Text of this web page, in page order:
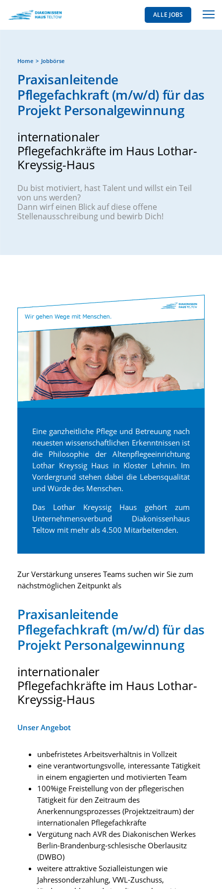
ALLE JOBS
Home Jobbörse
Praxisanleitende
Pflegefachkraft (m/w/d) für das
Projekt Personalgewinnung
internationaler
Pflegefachkräfte im Haus Lothar-
Kreyssig-Haus
Du bist motiviert, hast Talent und willst ein Teil
von uns werden?
Dann wirf einen Blick auf diese offene
Stellenausschreibung und bewirb Dich!
Eine ganzheitliche Pflege und Betreuung nach
neuesten wissenschaftlichen Erkenntnissen ist
die Philosophie der Altenpflegeeinrichtung
Lothar Kreyssig Haus in Kloster Lehnin. Im
Vordergrund stehen dabei die Lebensqualität
und Würde des Menschen.
Das Lothar Kreyssig Haus gehört zum
Unternehmensverbund Diakonissenhaus
Teltow mit mehr als 4.500 Mitarbeitenden.
Zur Verstärkung unseres Teams suchen wir Sie zum
nächstmöglichen Zeitpunkt als
Praxisanleitende
Pflegefachkraft (m/w/d) für das
Projekt Personalgewinnung
internationaler
Pflegefachkräfte im Haus Lothar-
Kreyssig-Haus
Unser Angebot
unbefristetes Arbeitsverhältnis in Vollzeit
eine verantwortungsvolle, interessante Tätigkeit
in einem engagierten und motivierten Team
100%ige Freistellung von der pflegerischen
Tätigkeit für den Zeitraum des
Anerkennungsprozesses (Projektzeitraum) der
internationalen Pflegefachkräfte
Vergütung nach AVR des Diakonischen Werkes
Berlin-Brandenburg-schlesische Oberlausitz
(DWBO)
weitere attraktive Sozialleistungen wie
Jahressonderzahlung, VWL-Zuschuss,